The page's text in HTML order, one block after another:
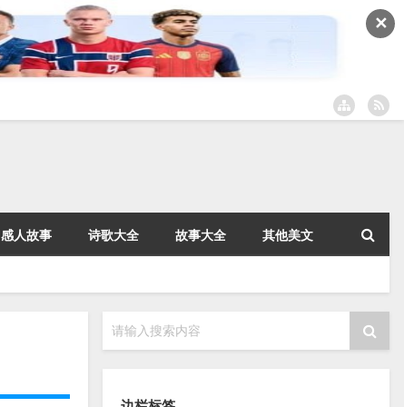
✕
感人故事 诗歌大全 故事大全 其他美文
请输入搜索内容